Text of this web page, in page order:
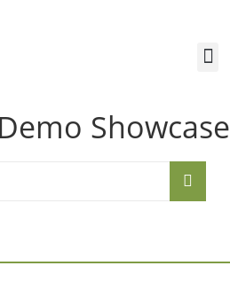
Showcase